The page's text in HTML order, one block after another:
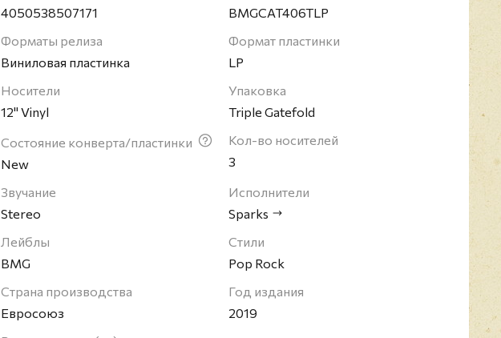
for Both Of Us" даже добрался до второй позиции. Sparks оказали
самых влиятельных и новаторских коллективов в истории современной
музыки.
4050538507171
BMGCAT406TLP
Форматы релиза
Виниловая пластинка
Формат пластинки
LP
Носители
12" Vinyl
Упаковка
Triple Gatefold
Состояние конверта/пластинки
New
Кол-во носителей
3
Звучание
Stereo
Исполнители
Sparks
Лейблы
BMG
Стили
Pop Rock
Страна производства
Евросоюз
Год издания
2019